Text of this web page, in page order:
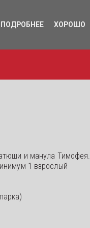
и манула Тимофея.
1 взрослый
ПОДРОБНЕЕ ХОРОШО